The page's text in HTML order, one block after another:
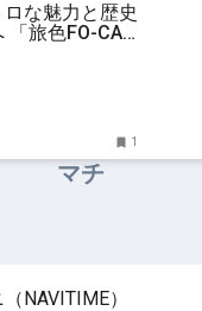
な魅力と歴史
「旅色FO-CAL
1
マチ
NAVITIME）